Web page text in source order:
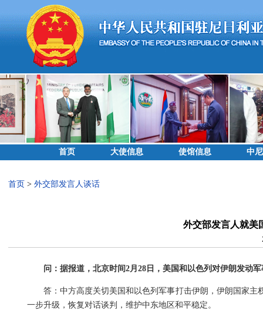
首页 大使信息 使馆信息 中
首页 > 外交部发言人谈话
外交部发言人就美
问：据报道，北京时间2月28日，美国和以色列对伊朗发动
答：中方高度关切美国和以色列军事打击伊朗，伊朗国家
一步升级，恢复对话谈判，维护中东地区和平稳定。